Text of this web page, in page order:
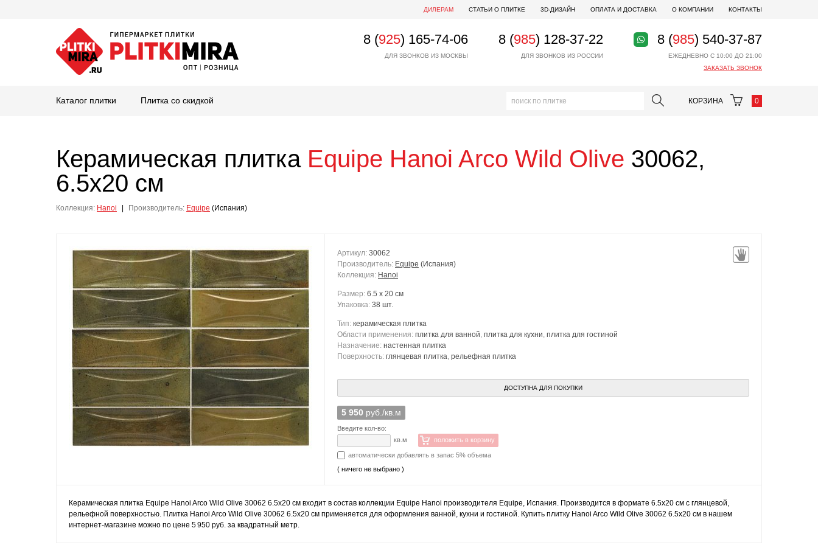
ДИЛЕРАМ СТАТЬИ О ПЛИТКЕ 3D-ДИЗАЙН ОПЛАТА И ДОСТАВКА О КОМПАНИИ КОНТАКТЫ
8 (925) 165-74-06
ДЛЯ ЗВОНКОВ ИЗ МОСКВЫ
8 (985) 128-37-22
ДЛЯ ЗВОНКОВ ИЗ РОССИИ
8 (985) 540-37-87
ЕЖЕДНЕВНО С 10:00 ДО 21:00
ЗАКАЗАТЬ ЗВОНОК
Каталог плитки Плитка со скидкой КОРЗИНА 0
Керамическая плитка Equipe Hanoi Arco Wild Olive 30062,
6.5x20 см
Коллекция: Hanoi Производитель: Equipe (Испания)
Артикул: 30062
Производитель: Equipe (Испания)
Коллекция: Hanoi
Размер: 6.5 x 20 см
Упаковка: 38 шт.
Тип: керамическая плитка
Области применения: плитка для ванной, плитка для кухни, плитка для гостиной
Назначение: настенная плитка
Поверхность: глянцевая плитка, рельефная плитка
ДОСТУПНА ДЛЯ ПОКУПКИ
5 950 руб./кв.м
Введите кол-во:
кв.м
положить в корзину
автоматически добавлять в запас 5% объема
( ничего не выбрано )
Керамическая плитка Equipe Hanoi Arco Wild Olive 30062 6.5x20 см входит в состав коллекции Equipe Hanoi производителя Equipe, Испания. Производится в формате 6.5x20 см с глянцевой,
рельефной поверхностью. Плитка Hanoi Arco Wild Olive 30062 6.5x20 см применяется для оформления ванной, кухни и гостиной. Купить плитку Hanoi Arco Wild Olive 30062 6.5x20 см в нашем
интернет-магазине можно по цене 5 950 руб. за квадратный метр.